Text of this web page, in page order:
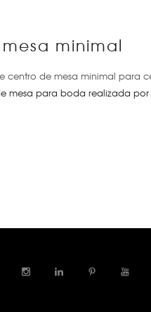
minimal
centro de mesa minimal para
mesa para boda realizada por